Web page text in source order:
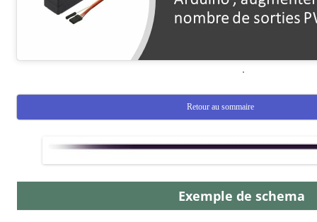
.
Retour au sommaire
Exemple de schema